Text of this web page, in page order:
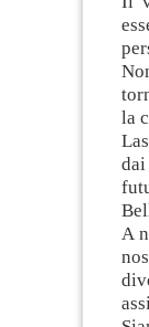
la
A